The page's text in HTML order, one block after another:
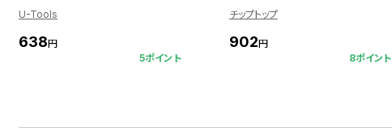
U-Tools
638円
5ポイント
チップトップ
902円
8ポイント